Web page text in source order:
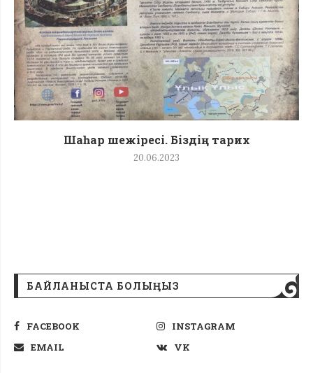
Шаһар шежіресі. Біздің тарих
20.06.2023
БАЙЛАНЫСТА БОЛЫҢЫЗ
FACEBOOK
INSTAGRAM
EMAIL
VK